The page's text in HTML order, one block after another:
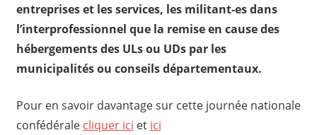
entreprises et les services, les militant-es dans
l’interprofessionnel que la remise en cause des
hébergements des ULs ou UDs par les
municipalités ou conseils départementaux.
Pour en savoir davantage sur cette journée nationale
confédérale cliquer ici et ici